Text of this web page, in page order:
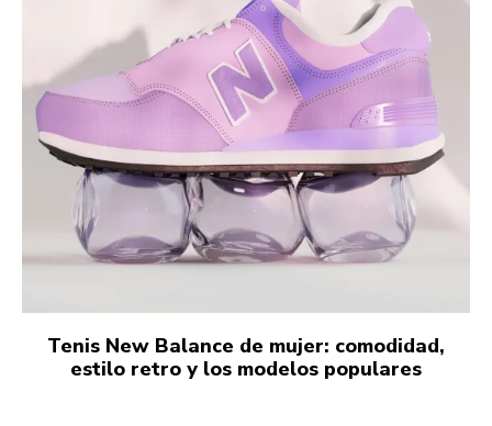
Tenis New Balance de mujer: comodidad,
estilo retro y los modelos populares